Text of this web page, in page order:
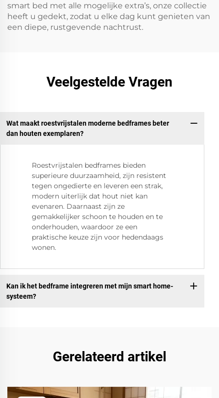
smart bed met alle mogelijke extra’s, onze collectie
heeft u gedekt, zodat u elke dag kunt genieten van
een diepe, rustgevende nachtrust.
Veelgestelde Vragen
Wat maakt roestvrijstalen moderne bedframes beter
dan houten exemplaren?
Roestvrijstalen bedframes bieden
superieure duurzaamheid, zijn resistent
tegen ongedierte en leveren een strak,
modern uiterlijk dat hout niet kan
evenaren. Daarnaast zijn ze
gemakkelijker schoon te houden en te
onderhouden, waardoor ze een
praktische keuze zijn voor hedendaags
wonen.
Kan ik het bedframe integreren met mijn smart home-
systeem?
Gerelateerd artikel